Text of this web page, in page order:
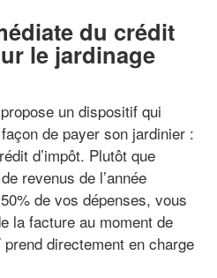
du crédit
le jardinage
un dispositif qui
de payer son jardinier :
d’impôt. Plutôt que
revenus de l’année
de vos dépenses, vous
la facture au moment de
prend directement en charge